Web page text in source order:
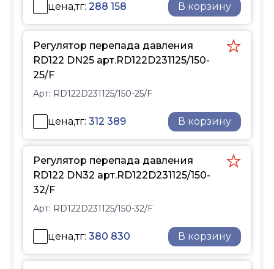
цена,тг:288 158 В корзину
Регулятор перепада давления
RD122 DN25 арт.RD122D231125/150-
25/F
Арт: RD122D231125/150-25/F
цена,тг:312 389 В корзину
Регулятор перепада давления
RD122 DN32 арт.RD122D231125/150-
32/F
Арт: RD122D231125/150-32/F
цена,тг:380 830 В корзину